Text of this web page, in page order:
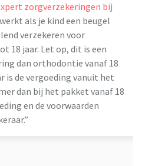
zorgverzekeringen bij
als je kind een beugel
verzekeren voor
18 jaar. Let op, dit is een
dan orthodontie vanaf 18
is de vergoeding vanuit het
dan bij het pakket vanaf 18
en de voorwaarden